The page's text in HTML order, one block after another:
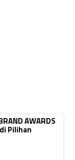
AWARDS
Pilihan